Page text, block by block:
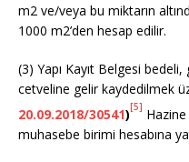
m2 ve/veya bu miktarın
1000 m2’den hesap edilir.
(3) Yapı Kayıt Belgesi
cetveline gelir kaydedilmek
20.09.2018/30541)[5] Hazine
muhasebe birimi hesabına